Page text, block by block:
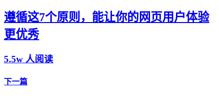
遵循这7个原则，能让你的网页用户体验
更优秀
5.5w 人阅读
下一篇